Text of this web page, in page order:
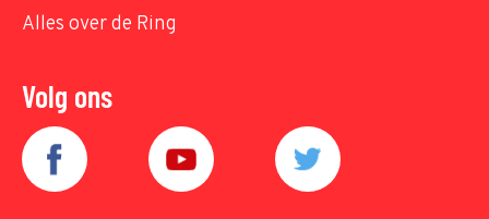
Alles over de Ring
Volg ons